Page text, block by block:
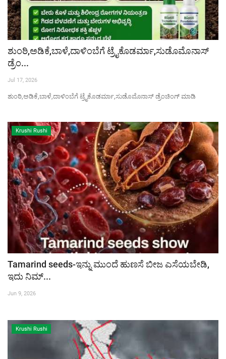
ಶುಂಠಿ,ಅಡಿಕೆ,ಬಾಳೆ,ದಾಳಿಂಬೆಗೆ ಟ್ರೈಕೊಡರ್ಮಾ,ಸುಡೊಮೊನಾಸ್
ಡ್ರೆಂ...
Jul 17, 2026
ಶುಂಠಿ,ಅಡಿಕೆ,ಬಾಳೆ,ದಾಳಿಂಬೆಗೆ ಟ್ರೈಕೊಡರ್ಮಾ,ಸುಡೊಮೊನಾಸ್ ಡ್ರೆಂಚಿಂಗ್ ಮಾಡಿ
Krushi Rushi
Tamarind seeds-ಇನ್ನು ಮುಂದೆ ಹುಣಸೆ ಬೀಜ ಎಸೆಯಬೇಡಿ,
ಇದು ನಿಮ್...
Jun 9, 2026
Krushi Rushi